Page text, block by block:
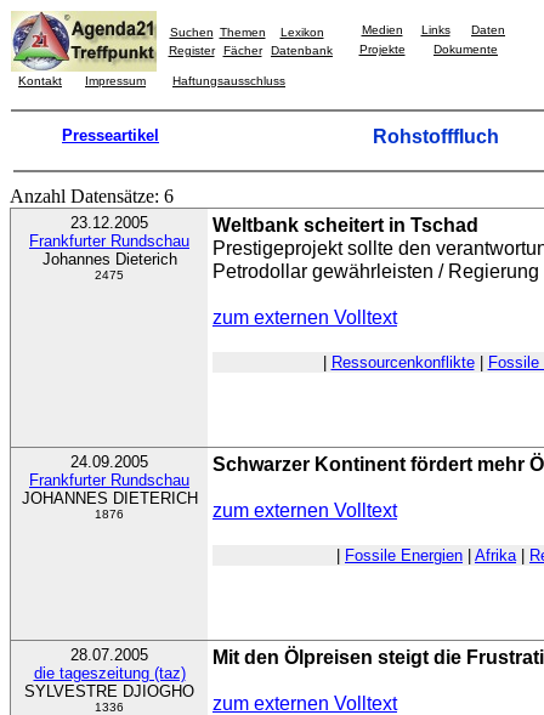
Suchen Themen
Lexikon
Register
Fächer Datenbank
Medien Links
Daten
Projekte
Dokumente
Kontakt Impressum Haftungsausschluss
Presseartikel Rohstofffluch
Anzahl Datensätze: 6
23.12.2005
Frankfurter Rundschau
Johannes Dieterich
2475
Weltbank scheitert in Tschad
Prestigeprojekt sollte den
Petrodollar gewährleisten / Regierung
zum externen Volltext
Ressourcenkonflikte| Fossile
24.09.2005
Frankfurter Rundschau
JOHANNES DIETERICH
1876
Schwarzer Kontinent fördert mehr
zum externen Volltext
Fossile Energien Afrika|
28.07.2005
die tageszeitung (taz)
SYLVESTRE DJIOGHO
1336
Mit den Ölpreisen steigt die
zum externen Volltext